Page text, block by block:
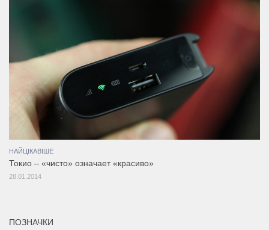
НАЙЦІКАВІШЕ
Токио – «чисто» означает «красиво»
28.01.2014
ПОЗНАЧКИ